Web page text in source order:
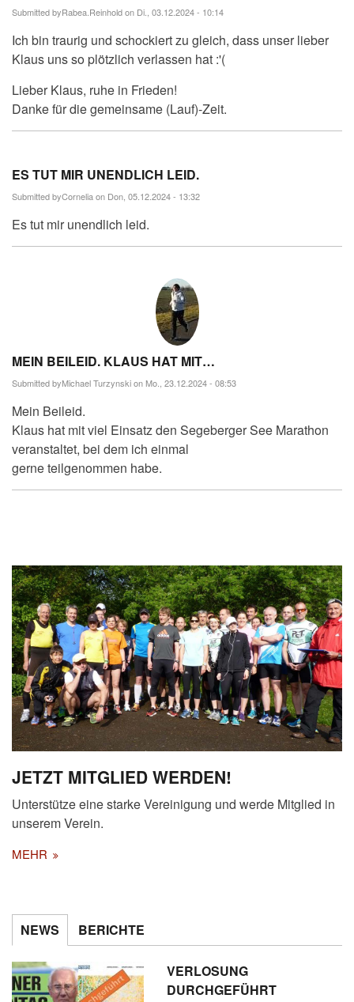
Submitted byRabea.Reinholdon Di., 03.12.2024 - 10:14
Ich bin traurig und schockiert zu gleich, dass unser lieber
Klaus uns so plötzlich verlassen hat :'(
Lieber Klaus, ruhe in Frieden!
Danke für die gemeinsame (Lauf)-Zeit.
ES TUT MIR UNENDLICH LEID.
Submitted byCorneliaon Don, 05.12.2024 - 13:32
Es tut mir unendlich leid.
MEIN BEILEID. KLAUS HAT MIT…
Submitted byMichael Turzynskion Mo., 23.12.2024 - 08:53
Mein Beileid.
Klaus hat mit viel Einsatz den Segeberger See Marathon
veranstaltet, bei dem ich einmal
gerne teilgenommen habe.
JETZT MITGLIED WERDEN!
Unterstütze eine starke Vereinigung und werde Mitglied in
unserem Verein.
MEHR
NEWS BERICHTE
VERLOSUNG
DURCHGEFÜHRT